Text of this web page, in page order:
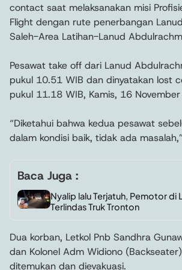
contact saat melaksanakan misi
Flight dengan rute penerbangan
Saleh-Area Latihan-Lanud
Pesawat take off dari Lanud
pukul 10.51 WIB dan dinyatakan lost
pukul 11.18 WIB, Kamis, 16
“Diketahui bahwa kedua pesawat
dalam kondisi baik, tidak ada
Baca Juga :
Nyalip lalu Terjatuh, Pemotor di
Terlindas Truk Tronton
Dua korban, Letkol Pnb Sandhra
dan Kolonel Adm Widiono
ditemukan dan dievakuasi.